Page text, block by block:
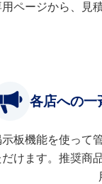
用ページから、見
各店への一
示板機能を使って
だけます。推奨商